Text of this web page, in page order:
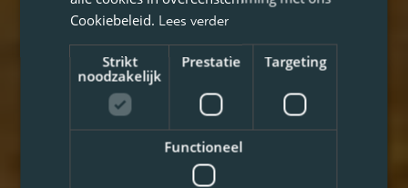
Cookiebeleid. Lees verder
Strikt
noodzakelijk
Prestatie Targeting
Functioneel